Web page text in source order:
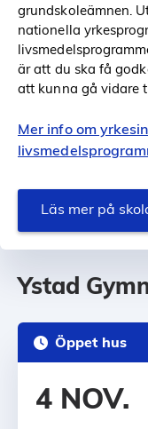
grundskoleämnen.
nationella
är att du ska få
att kunna gå vidare
Mer info om
Läs mer på
Ystad
Öppet hus
4 NOV.